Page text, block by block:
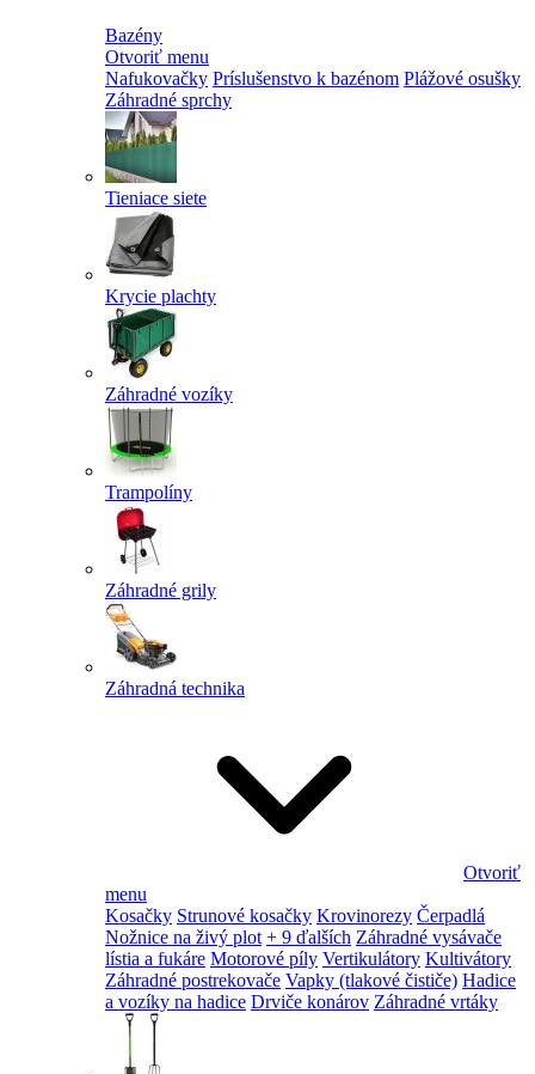
Bazény
Otvoriť menu
Nafukovačky Príslušenstvo k bazénom Plážové osušky
Záhradné sprchy
Tieniace siete
Krycie plachty
Záhradné vozíky
Trampolíny
Záhradné grily
Záhradná technika
Otvoriť
menu
Kosačky Strunové kosačky Krovinorezy Čerpadlá
Nožnice na živý plot + 9 ďalších Záhradné vysávače
lístia a fukáre Motorové píly Vertikulátory Kultivátory
Záhradné postrekovače Vapky (tlakové čističe) Hadice
a vozíky na hadice Drviče konárov Záhradné vrtáky